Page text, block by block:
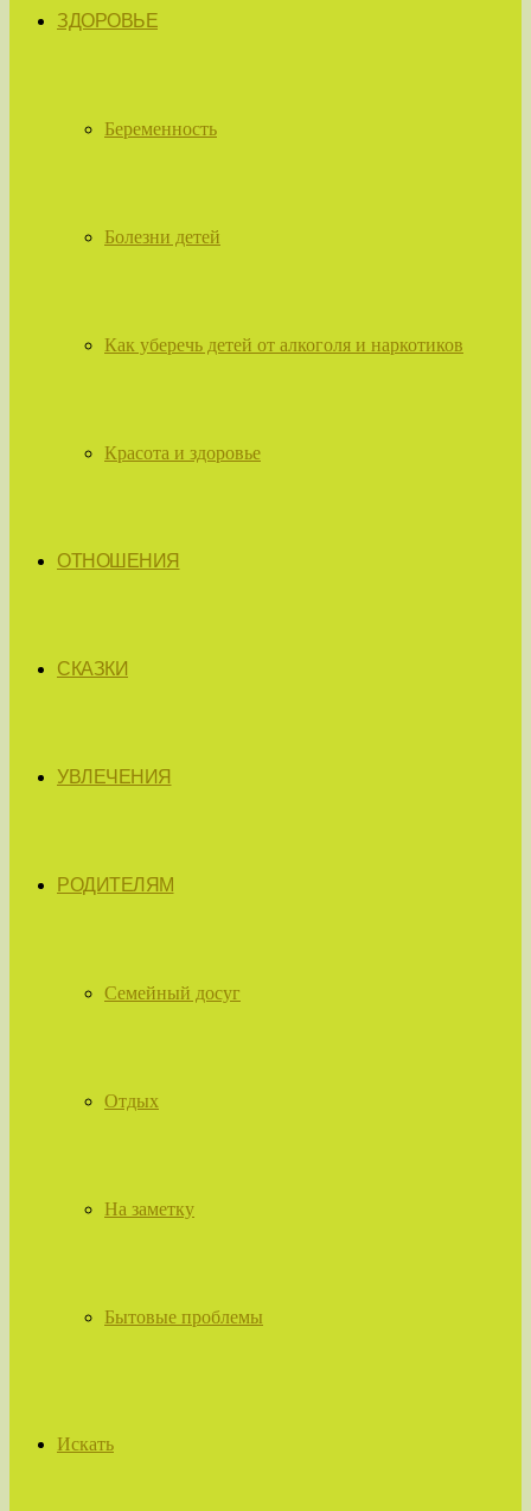
ЗДОРОВЬЕ
Беременность
Болезни детей
Как уберечь детей от алкоголя и наркотиков
Красота и здоровье
ОТНОШЕНИЯ
СКАЗКИ
УВЛЕЧЕНИЯ
РОДИТЕЛЯМ
Семейный досуг
Отдых
На заметку
Бытовые проблемы
Искать